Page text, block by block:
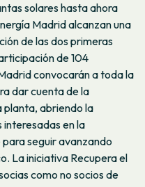
solares hasta ahora
Madrid alcanzan una
de las dos primeras
de 104
convocarán a toda la
dar cuenta de la
planta, abriendo la
en la
seguir avanzando
La iniciativa Recupera el
como no socios de